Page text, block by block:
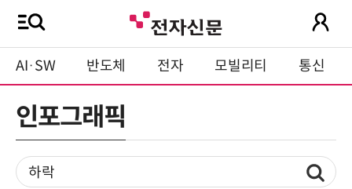
AI·SW 반도체 전자 모빌리티 통신
인포그래픽